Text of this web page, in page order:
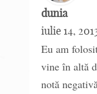
dunia
iulie 14,
Eu am
vine în altă
notă